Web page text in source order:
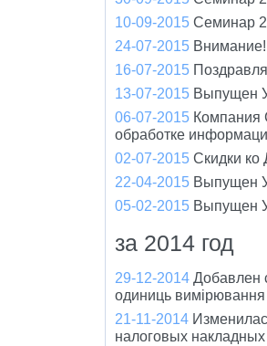
10-09-2015 Семинар
24-07-2015
16-07-2015
13-07-2015 Выпущен
06-07-2015 Компания
обработке
02-07-2015 Скидки ко
22-04-2015 Выпущен
05-02-2015 Выпущен
за 2014 год
29-12-2014 Добавлен
одиниць вимірювання
21-11-2014
налоговых накладных